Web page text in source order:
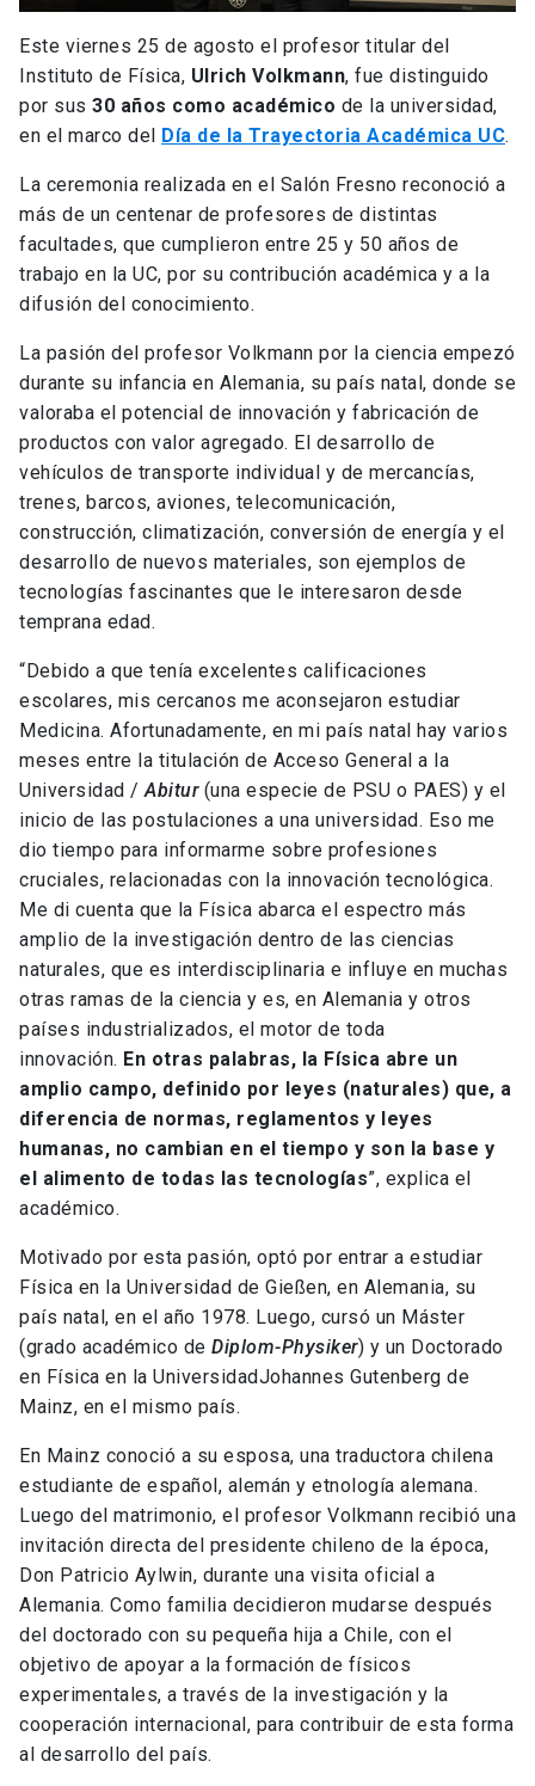
Este viernes 25 de agosto el profesor titular del
Instituto de Física, Ulrich Volkmann, fue distinguido
por sus 30 años como académico de la universidad,
en el marco del Día de la Trayectoria Académica UC.
La ceremonia realizada en el Salón Fresno reconoció a
más de un centenar de profesores de distintas
facultades, que cumplieron entre 25 y 50 años de
trabajo en la UC, por su contribución académica y a la
difusión del conocimiento.
La pasión del profesor Volkmann por la ciencia empezó
durante su infancia en Alemania, su país natal, donde se
valoraba el potencial de innovación y fabricación de
productos con valor agregado. El desarrollo de
vehículos de transporte individual y de mercancías,
trenes, barcos, aviones, telecomunicación,
construcción, climatización, conversión de energía y el
desarrollo de nuevos materiales, son ejemplos de
tecnologías fascinantes que le interesaron desde
temprana edad.
“Debido a que tenía excelentes calificaciones
escolares, mis cercanos me aconsejaron estudiar
Medicina. Afortunadamente, en mi país natal hay varios
meses entre la titulación de Acceso General a la
Universidad / Abitur(una especie de PSU o PAES) y el
inicio de las postulaciones a una universidad. Eso me
dio tiempo para informarme sobre profesiones
cruciales, relacionadas con la innovación tecnológica.
Me di cuenta que la Física abarca el espectro más
amplio de la investigación dentro de las ciencias
naturales, que es interdisciplinaria e influye en muchas
otras ramas de la ciencia y es, en Alemania y otros
países industrializados, el motor de toda
innovación. En otras palabras, la Física abre un
amplio campo, definido por leyes (naturales) que, a
diferencia de normas, reglamentos y leyes
humanas, no cambian en el tiempo y son la base y
el alimento de todas las tecnologías”, explica el
académico.
Motivado por esta pasión, optó por entrar a estudiar
Física en la Universidad de Gießen, en Alemania, su
país natal, en el año 1978. Luego, cursó un Máster
(grado académico de Diplom-Physiker) y un Doctorado
en Física en la UniversidadJohannes Gutenberg de
Mainz, en el mismo país.
En Mainz conoció a su esposa, una traductora chilena
estudiante de español, alemán y etnología alemana.
Luego del matrimonio, el profesor Volkmann recibió una
invitación directa del presidente chileno de la época,
Don Patricio Aylwin, durante una visita oficial a
Alemania. Como familia decidieron mudarse después
del doctorado con su pequeña hija a Chile, con el
objetivo de apoyar a la formación de físicos
experimentales, a través de la investigación y la
cooperación internacional, para contribuir de esta forma
al desarrollo del país.